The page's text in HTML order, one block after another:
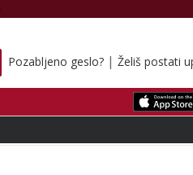
Pozabljeno geslo? | Želiš postati